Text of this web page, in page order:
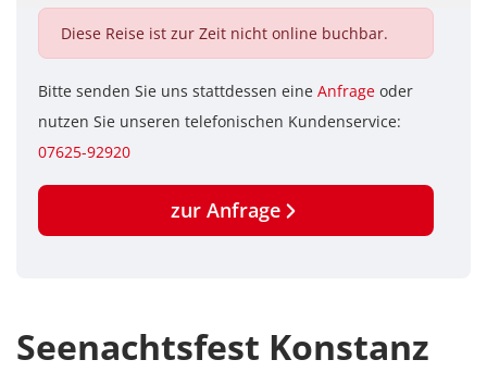
Diese Reise ist zur Zeit nicht online buchbar.
Bitte senden Sie uns stattdessen eine Anfrage oder
nutzen Sie unseren telefonischen Kundenservice:
07625-92920
zur Anfrage
Seenachtsfest Konstanz